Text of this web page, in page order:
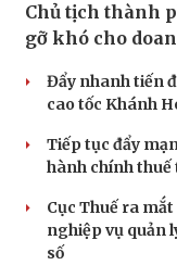
Chủ tịch thành
gỡ khó cho
Đẩy nhanh tiến
cao tốc Khánh
Tiếp tục đẩy
hành chính thuế
Cục Thuế ra
nghiệp vụ quản
số